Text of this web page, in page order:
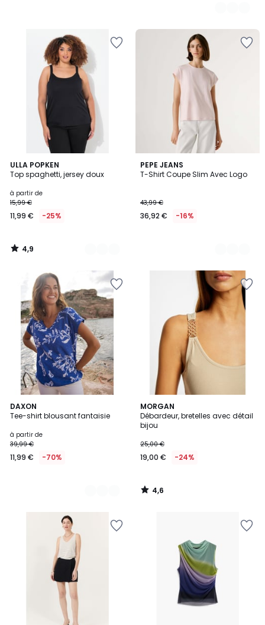
ULLA POPKEN
Top spaghetti, jersey doux
à partir de
15,99 €
11,99 € -25%
4,9
/ 5
28
Couleurs
4,9
/
PEPE JEANS
T-Shirt Coupe Slim Avec Logo
43,99 €
36,92 € -16%
2
Couleurs
DAXON
Tee-shirt blousant fantaisie
à partir de
39,99 €
11,99 € -70%
2
Couleurs
MORGAN
Débardeur, bretelles avec détail
bijou
25,00 €
19,00 € -24%
4,6
/ 5
4,6
/